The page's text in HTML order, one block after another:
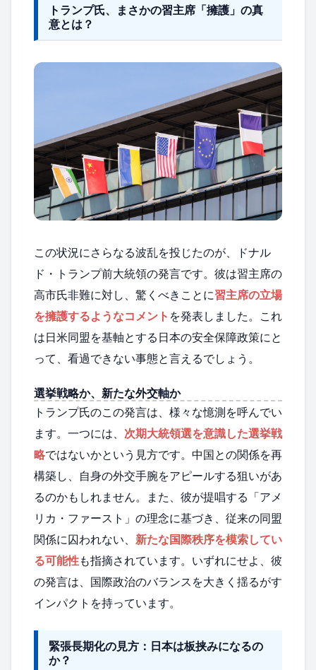
トランプ氏、まさかの習主席「擁護」の真
意とは？
この状況にさらなる波乱を投じたのが、ドナル
ド・トランプ前大統領の発言です。彼は習主席の
高市氏非難に対し、驚くべきことに習主席の立場
を擁護するようなコメント を発表しました。これ
は日米同盟を基軸とする日本の安全保障政策にと
って、看過できない事態と言えるでしょう。
選挙戦略か、新たな外交軸か
トランプ氏のこの発言は、様々な憶測を呼んでい
ます。一つには、 次期大統領選を意識した選挙戦
略ではないかという見方です。中国との関係を再
構築し、自身の外交手腕をアピールする狙いがあ
るのかもしれません。また、彼が提唱する「アメ
リカ・ファースト」の理念に基づき、従来の同盟
関係に囚われない、 新たな国際秩序を模索してい
る可能性も指摘されています。いずれにせよ、彼
の発言は、国際政治のバランスを大きく揺るがす
インパクトを持っています。
緊張長期化の見方：日本は板挟みになるの
か？